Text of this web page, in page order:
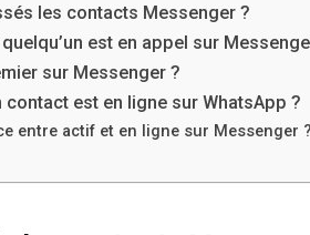
les contacts Messenger ?
est en appel sur
sur Messenger ?
contact est en ligne sur WhatsApp ?
entre actif et en ligne sur Messenger ?